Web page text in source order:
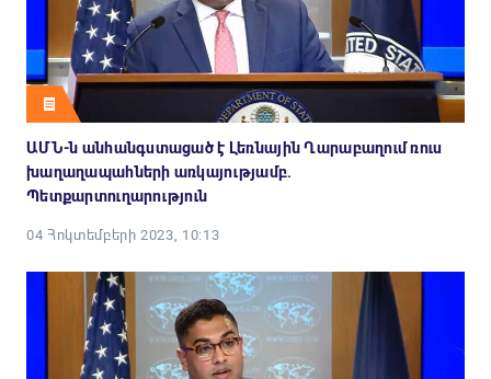
ԱՄՆ-ն անհանգստացած է Լեռնային Ղարաբաղում ռուս
խաղաղապահների առկայությամբ.
Պետքարտուղարություն
04 Հոկտեմբերի 2023, 10:13